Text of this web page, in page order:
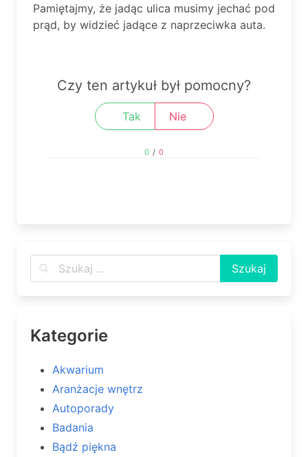
Pamiętajmy, że jadąc ulica musimy jechać pod
prąd, by widzieć jadące z naprzeciwka auta.
Czy ten artykuł był pomocny?
Tak Nie
0 / 0
Kategorie
Akwarium
Aranżacje wnętrz
Autoporady
Badania
Bądź piękna